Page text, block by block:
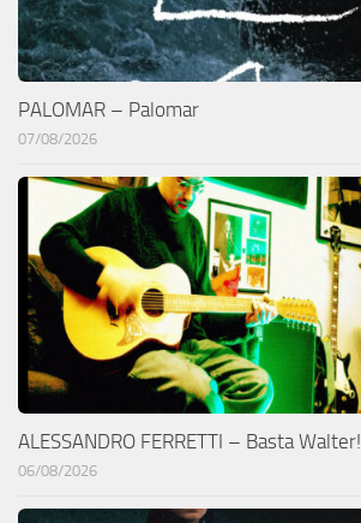
PALOMAR – Palomar
07/08/2026
ALESSANDRO FERRETTI – Basta Walter!
06/08/2026